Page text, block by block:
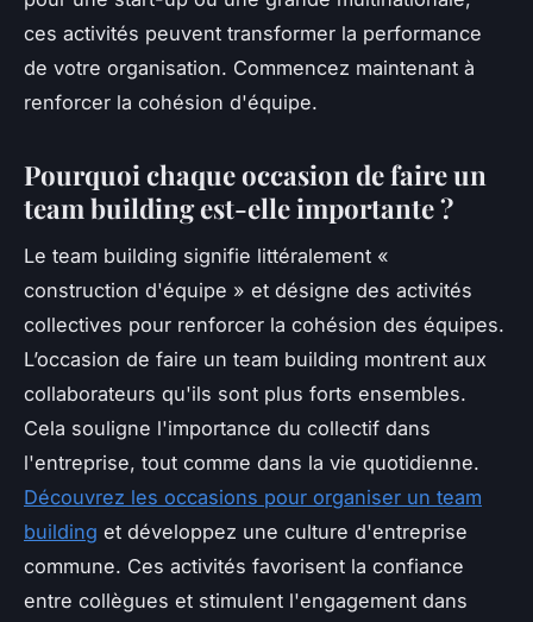
ces activités peuvent transformer la performance
de votre organisation. Commencez maintenant à
renforcer la cohésion d'équipe.
Pourquoi chaque occasion de faire un
team building est-elle importante ?
Le team building signifie littéralement «
construction d'équipe » et désigne des activités
collectives pour renforcer la cohésion des équipes.
L’occasion de faire un team building montrent aux
collaborateurs qu'ils sont plus forts ensembles.
Cela souligne l'importance du collectif dans
l'entreprise, tout comme dans la vie quotidienne.
Découvrez les occasions pour organiser un team
building et développez une culture d'entreprise
commune. Ces activités favorisent la confiance
entre collègues et stimulent l'engagement dans